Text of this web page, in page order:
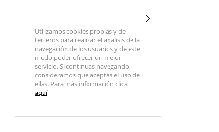
Utilizamos cookies propias y de
terceros para realizar el análisis de la
navegación de los usuarios y de este
modo poder ofrecer un mejor
servicio. Si continuas navegando,
consideramos que aceptas el uso de
ellas. Para más información clica
aquí